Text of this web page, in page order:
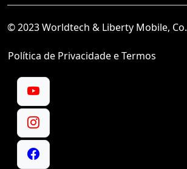
© 2023 Worldtech & Liberty Mobile, Co.
Política de Privacidade e Termos